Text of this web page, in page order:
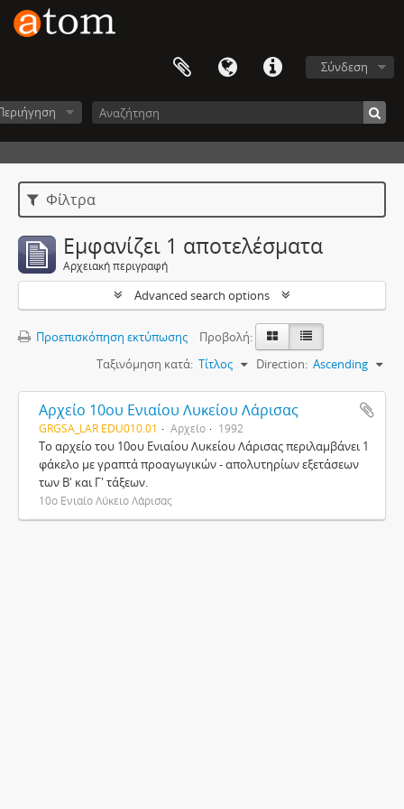
Σύνδεση
Φίλτρα
Εμφανίζει 1 αποτελέσματα
Αρχειακή περιγραφή
Advanced search options
Προεπισκόπηση εκτύπωσης
Προβολή:
Ταξινόμηση κατά: Τίτλος Direction: Ascending
Αρχείο 10ου Ενιαίου Λυκείου Λάρισας
GRGSA_LAR EDU010.01 Αρχείο 1992
Το αρχείο του 10ου Ενιαίου Λυκείου Λάρισας περιλαμβάνει 1
φάκελο με γραπτά προαγωγικών - απολυτηρίων εξετάσεων
των Β' και Γ' τάξεων.
10ο Ενιαίο Λύκειο Λάρισας